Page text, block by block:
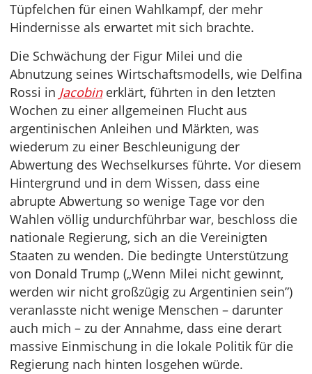
Tüpfelchen für einen Wahlkampf, der mehr
Hindernisse als erwartet mit sich brachte.
Die Schwächung der Figur Milei und die
Abnutzung seines Wirtschaftsmodells, wie Delfina
Rossi in Jacobinerklärt, führten in den letzten
Wochen zu einer allgemeinen Flucht aus
argentinischen Anleihen und Märkten, was
wiederum zu einer Beschleunigung der
Abwertung des Wechselkurses führte. Vor diesem
Hintergrund und in dem Wissen, dass eine
abrupte Abwertung so wenige Tage vor den
Wahlen völlig undurchführbar war, beschloss die
nationale Regierung, sich an die Vereinigten
Staaten zu wenden. Die bedingte Unterstützung
von Donald Trump („Wenn Milei nicht gewinnt,
werden wir nicht großzügig zu Argentinien sein”)
veranlasste nicht wenige Menschen – darunter
auch mich – zu der Annahme, dass eine derart
massive Einmischung in die lokale Politik für die
Regierung nach hinten losgehen würde.